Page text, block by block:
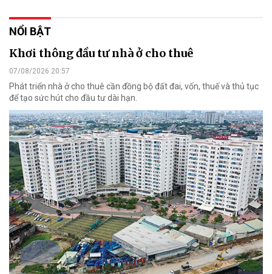
NỔI BẬT
Khơi thông đầu tư nhà ở cho thuê
07/08/2026 20:57
Phát triển nhà ở cho thuê cần đồng bộ đất đai, vốn, thuế và thủ tục
để tạo sức hút cho đầu tư dài hạn.